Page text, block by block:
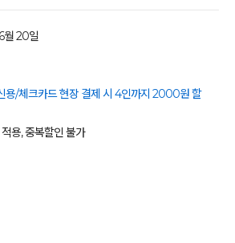
월 20일
용/체크카드 현장 결제 시 4인까지 2000원 할
적용, 중복할인 불가